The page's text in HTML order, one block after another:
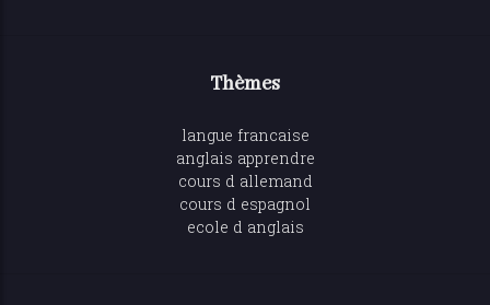
Thèmes
langue francaise
anglais apprendre
cours d allemand
cours d espagnol
ecole d anglais